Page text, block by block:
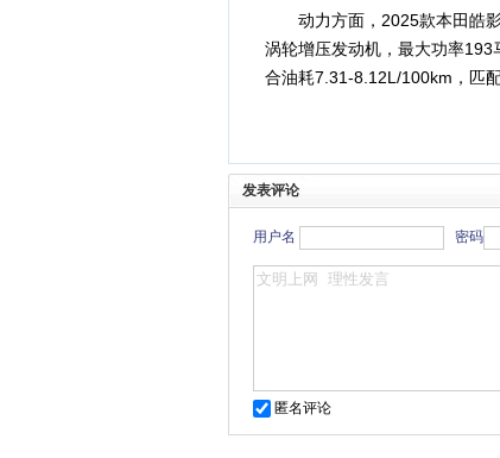
动力方面，2025款本田皓影
涡轮增压发动机，最大功率193
合油耗7.31-8.12L/100km，匹
发表评论
用户名 密码
匿名评论